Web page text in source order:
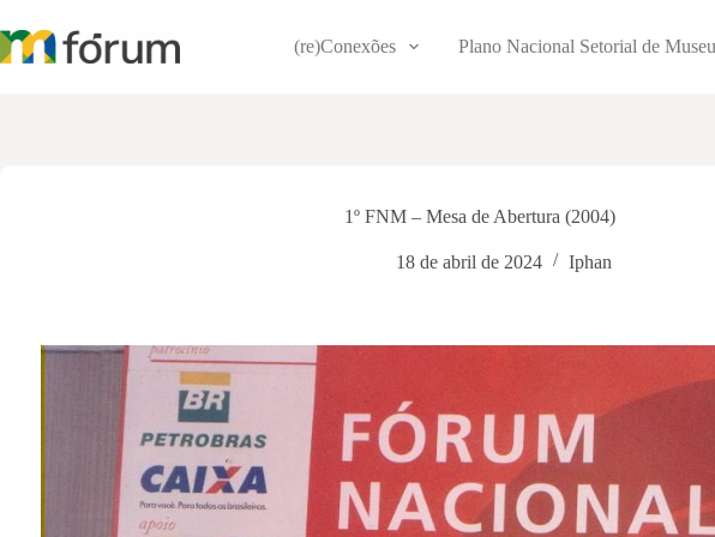
para
o
(re)Conexões Plano Nacional Setorial de
1º FNM – Mesa de Abertura (2004)
18 de abril de 2024 Iphan